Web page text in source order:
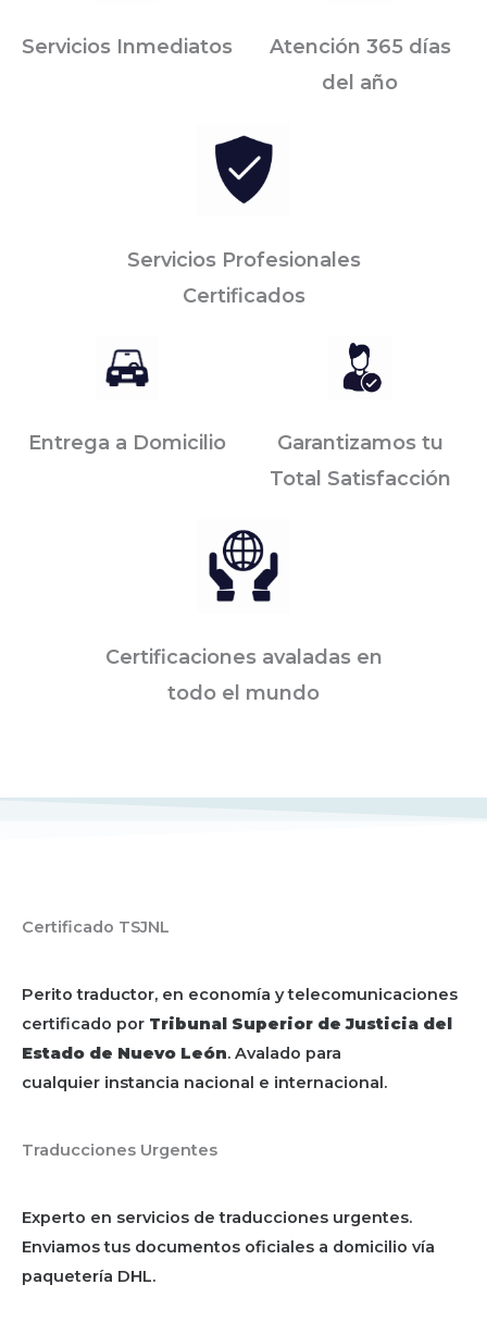
Servicios Inmediatos
Atención 365 días
del año
Servicios Profesionales
Certificados
Entrega a Domicilio
Garantizamos tu
Total Satisfacción
Certificaciones avaladas en
todo el mundo
Certificado TSJNL
Perito traductor, en economía y telecomunicaciones
certificado por Tribunal Superior de Justicia del
Estado de Nuevo León. Avalado para
cualquier instancia nacional e internacional.
Traducciones Urgentes
Experto en servicios de traducciones urgentes.
Enviamos tus documentos oficiales a domicilio vía
paquetería DHL.